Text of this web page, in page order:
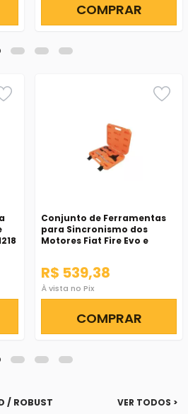
COMPRAR
Conjunto de Ferramentas
para Sincronismo dos
Motores Fiat Fire Evo e
R$ 539,38
À vista no Pix
COMPRAR
/ ROBUST VER TODOS >